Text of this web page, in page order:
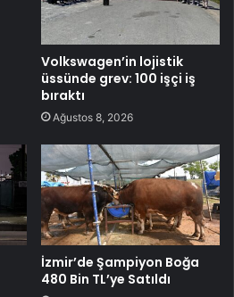
Volkswagen’in lojistik
üssünde grev: 100 işçi iş
bıraktı
Ağustos 8, 2026
İzmir’de Şampiyon Boğa
480 Bin TL’ye Satıldı